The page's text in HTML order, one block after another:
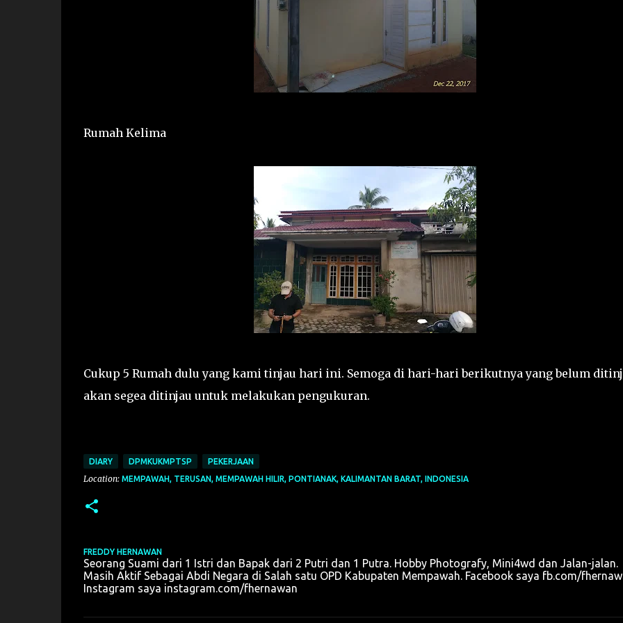
Rumah Kelima
Cukup 5 Rumah dulu yang kami tinjau hari ini. Semoga di hari-hari berikutnya yang belum
akan segea ditinjau untuk melakukan pengukuran.
DIARY DPMKUKMPTSP PEKERJAAN
Location: MEMPAWAH, TERUSAN, MEMPAWAH HILIR, PONTIANAK, KALIMANTAN BARAT, INDONESIA
FREDDY HERNAWAN
Seorang Suami dari 1 Istri dan Bapak dari 2 Putri dan 1 Putra. Hobby Photografy, Mini4wd dan Jalan-jalan.
Masih Aktif Sebagai Abdi Negara di Salah satu OPD Kabupaten Mempawah. Facebook saya fb.com/
Instagram saya instagram.com/fhernawan